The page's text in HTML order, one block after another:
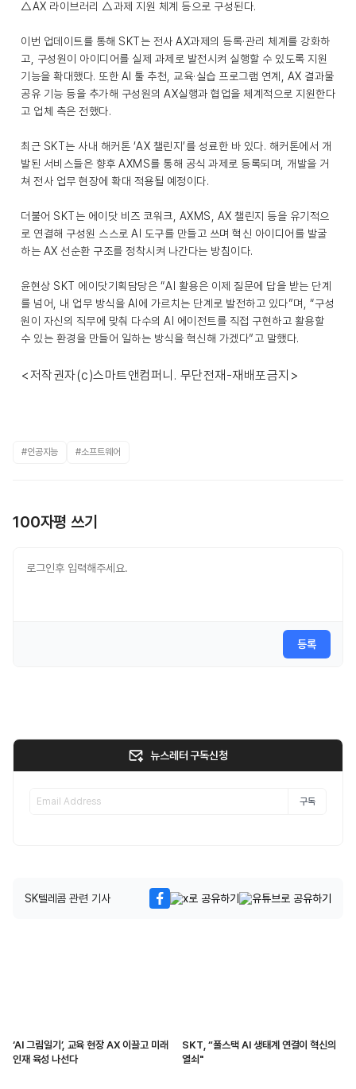
△AX 라이브러리 △과제 지원 체계 등으로 구성된다.
이번 업데이트를 통해 SKT는 전사 AX과제의 등록·관리 체계를 강화하
고, 구성원이 아이디어를 실제 과제로 발전시켜 실행할 수 있도록 지원
기능을 확대했다. 또한 AI 툴 추천, 교육·실습 프로그램 연계, AX 결과물
공유 기능 등을 추가해 구성원의 AX실행과 협업을 체계적으로 지원한다
고 업체 측은 전했다.
최근 SKT는 사내 해커톤 ‘AX 챌린지’를 성료한 바 있다. 해커톤에서 개
발된 서비스들은 향후 AXMS를 통해 공식 과제로 등록되며, 개발을 거
쳐 전사 업무 현장에 확대 적용될 예정이다.
더불어 SKT는 에이닷 비즈 코워크, AXMS, AX 챌린지 등을 유기적으
로 연결해 구성원 스스로 AI 도구를 만들고 쓰며 혁신 아이디어를 발굴
하는 AX 선순환 구조를 정착시켜 나간다는 방침이다.
윤현상 SKT 에이닷기획담당은 “AI 활용은 이제 질문에 답을 받는 단계
를 넘어, 내 업무 방식을 AI에 가르치는 단계로 발전하고 있다”며, “구성
원이 자신의 직무에 맞춰 다수의 AI 에이전트를 직접 구현하고 활용할
수 있는 환경을 만들어 일하는 방식을 혁신해 가겠다”고 말했다.
<저작권자(c)스마트앤컴퍼니. 무단전재-재배포금지>
#인공지능 #소프트웨어
100자평 쓰기
등록
뉴스레터 구독신청
구독
SK텔레콤 관련 기사
‘AI 그림일기’, 교육 현장 AX 이끌고 미래
인재 육성 나선다
SKT, “풀스택 AI 생태계 연결이 혁신의
열쇠"